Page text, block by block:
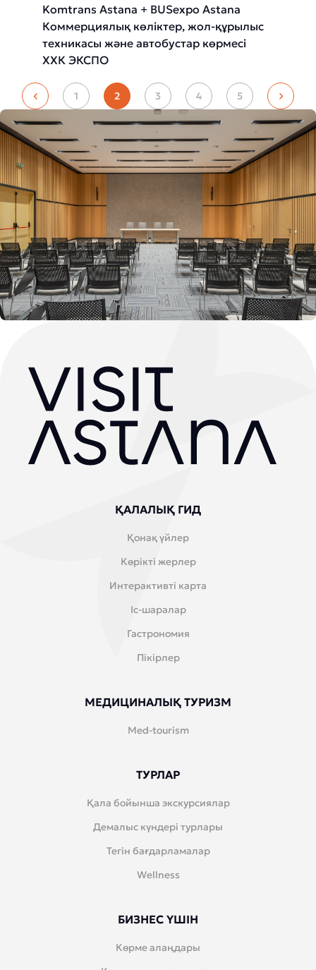
Komtrans Astana + BUSexpo Astana
Коммерциялық көліктер, жол-құрылыс
техникасы және автобустар көрмесі
ХХК ЭКСПО
1 2 3 4 5
ҚАЛАЛЫҚ ГИД
Қонақ үйлер
Көрікті жерлер
Интерактивті карта
Іс-шаралар
Гастрономия
Пікірлер
МЕДИЦИНАЛЫҚ ТУРИЗМ
Med-tourism
ТУРЛАР
Қала бойынша экскурсиялар
Демалыс күндері турлары
Тегін бағдарламалар
Wellness
БИЗНЕС ҮШІН
Көрме алаңдары